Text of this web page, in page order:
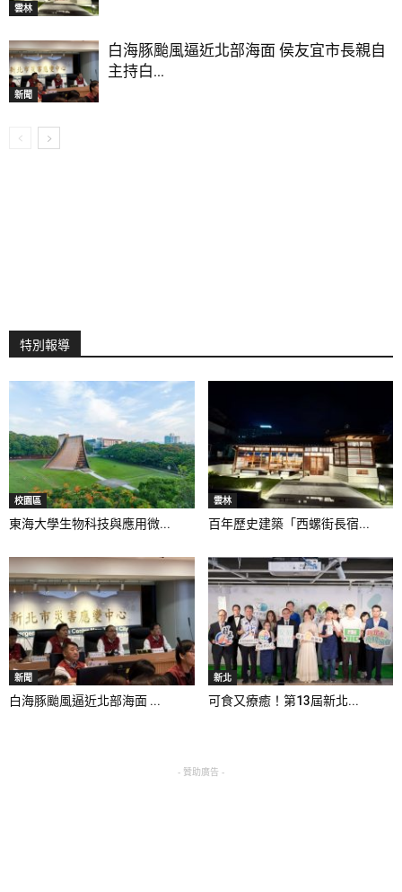
雲林
新聞
白海豚颱風逼近北部海面 侯友宜市長親自
主持白...
特別報導
校園區
東海大學生物科技與應用微...
雲林
百年歷史建築「西螺街長宿...
新聞
白海豚颱風逼近北部海面 ...
新北
可食又療癒！第13屆新北...
- 贊助廣告 -